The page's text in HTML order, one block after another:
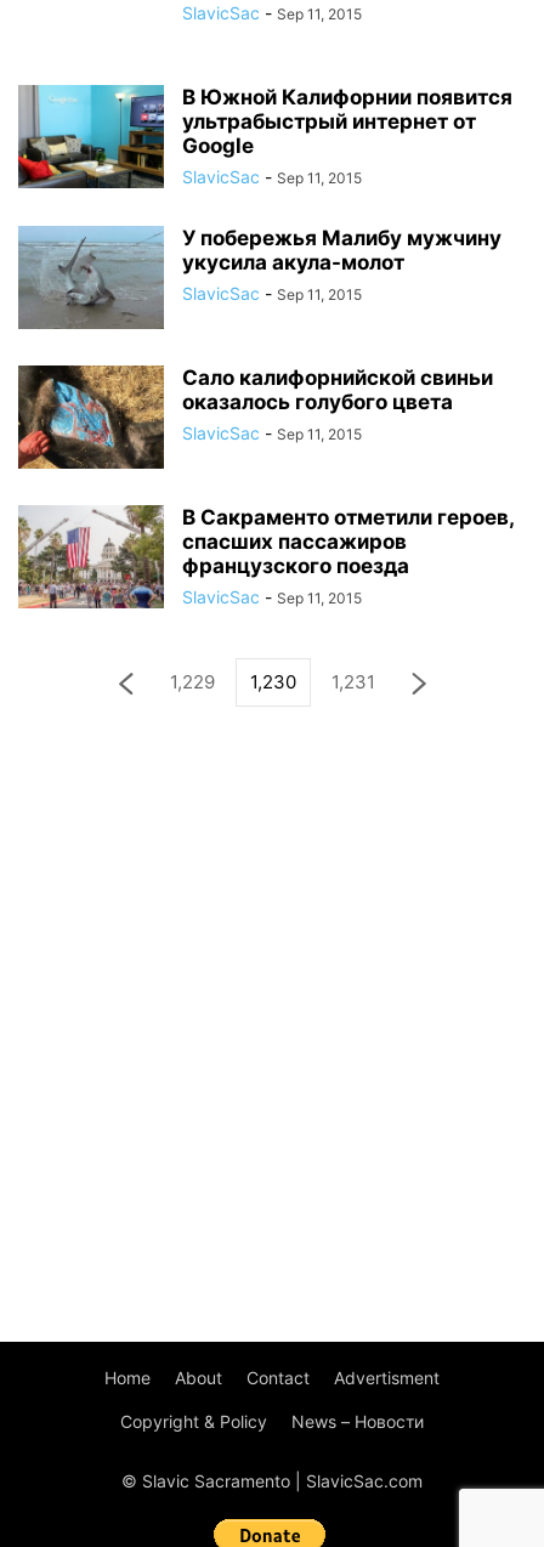
SlavicSac - Sep 11, 2015
В Южной Калифорнии появится
ультрабыстрый интернет от
Google
SlavicSac - Sep 11, 2015
У побережья Малибу мужчину
укусила акула-молот
SlavicSac - Sep 11, 2015
Сало калифорнийской свиньи
оказалось голубого цвета
SlavicSac - Sep 11, 2015
В Сакраменто отметили героев,
спасших пассажиров
французского поезда
SlavicSac - Sep 11, 2015
1,229 1,230 1,231
Home About Contact Advertisment
Copyright & Policy News – Новости
© Slavic Sacramento | SlavicSac.com